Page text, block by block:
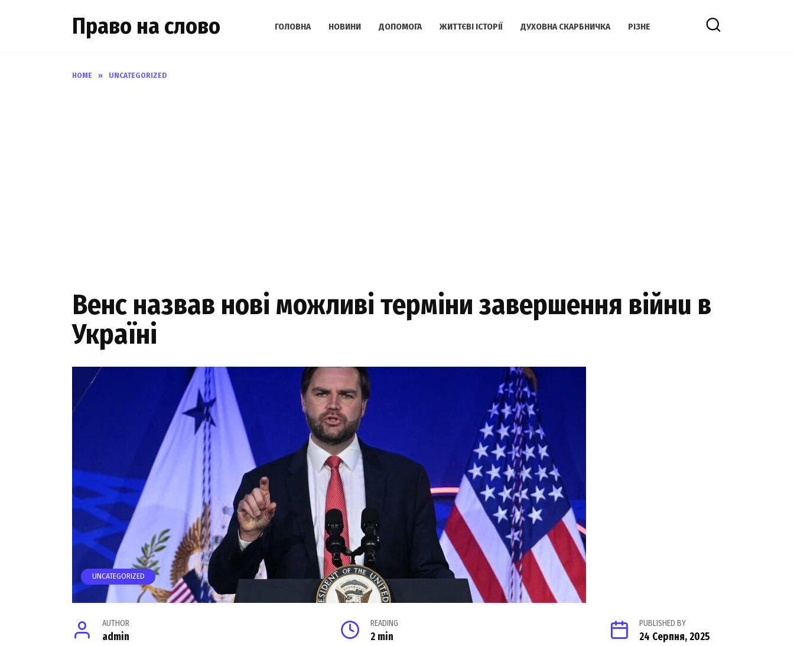
Право на слово ГОЛОВНА НОВИНИ ДОПОМОГА ЖИТТЄВІ ІСТОРІЇ ДУХОВНА СКАРБНИЧКА РІЗНЕ
HOME » UNCATEGORIZED
Венс назвав нові можливі терміни завершення війнu в
Україні
UNCATEGORIZED
AUTHOR
admin
READING
2 min
PUBLISHED BY
24 Серпня, 2025